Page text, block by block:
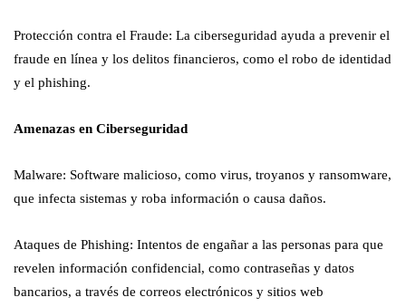
Protección contra el Fraude: La ciberseguridad ayuda a prevenir el
fraude en línea y los delitos financieros, como el robo de identidad
y el phishing.
Amenazas en Ciberseguridad
Malware: Software malicioso, como virus, troyanos y ransomware,
que infecta sistemas y roba información o causa daños.
Ataques de Phishing: Intentos de engañar a las personas para que
revelen información confidencial, como contraseñas y datos
bancarios, a través de correos electrónicos y sitios web